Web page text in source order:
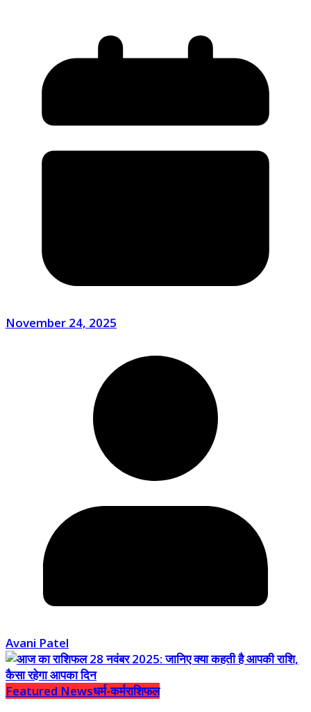
November 24, 2025
Avani Patel
Featured Newsधर्म-कर्मराशिफल